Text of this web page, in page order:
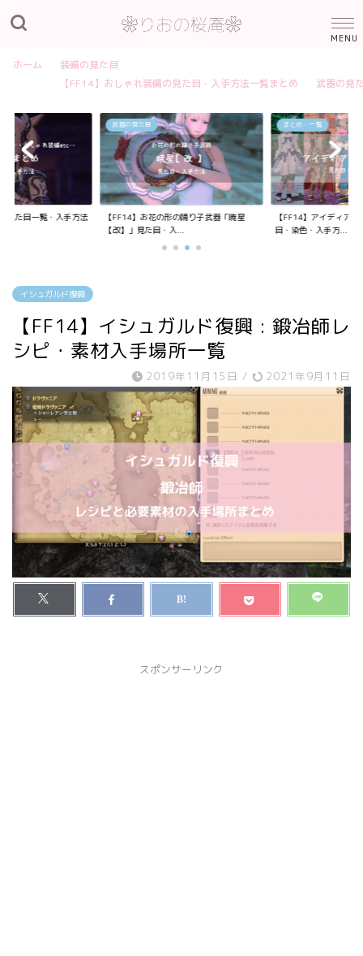
ホーム
装備の見た目
【FF14】おしゃれ装備の見た目・入手方法一覧まとめ
武器の見
見た目一覧・入手方法
武器の見た目
【FF14】お花の形の踊り子武器「暁星
【改】」見た目・入...
まとめ・一覧
【FF14】アイディア
目・染色・入手方...
イシュガルド復興
【FF14】イシュガルド復興 : 鍛冶師レ
シピ・素材入手場所一覧
2019年11月15日 / 2021年9月11日
スポンサーリンク